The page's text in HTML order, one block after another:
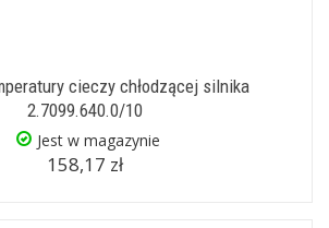
cieczy chłodzącej silnika
2.7099.640.0/10
Jest w magazynie
158,17 zł